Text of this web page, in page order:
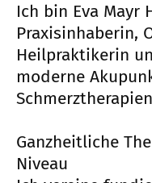
Ich bin Eva Mayr
Praxisinhaberin,
Heilpraktikerin
moderne
Ganzheitliche
Niveau